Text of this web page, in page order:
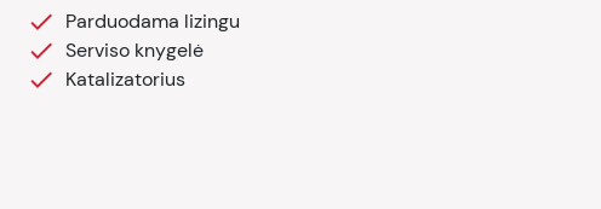
Parduodama lizingu
Serviso knygelė
Katalizatorius